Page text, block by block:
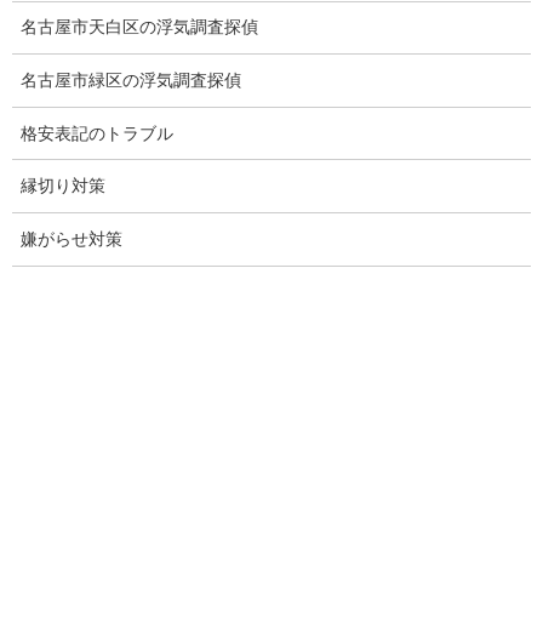
日本版DBS
お問い合わせ
愛知県内出張面談実施中
浮気調査専門
結婚前の行動調査
名古屋市天白区の浮気調査探偵
名古屋市緑区の浮気調査探偵
格安表記のトラブル
縁切り対策
嫌がらせ対策